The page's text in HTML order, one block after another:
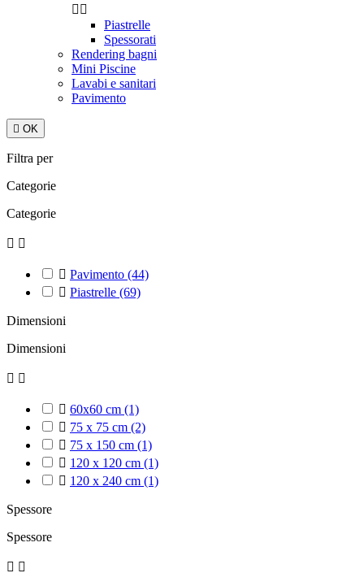
 
Piastrelle
Spessorati
Rendering bagni
Mini Piscine
Lavabi e sanitari
Pavimento
 OK
Filtra per
Categorie
Categorie
 
 Pavimento (44)
 Piastrelle (69)
Dimensioni
Dimensioni
 
 60x60 cm (1)
 75 x 75 cm (2)
 75 x 150 cm (1)
 120 x 120 cm (1)
 120 x 240 cm (1)
Spessore
Spessore
 